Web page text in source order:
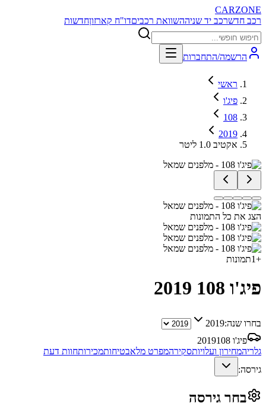
CARZONE
רכב חדשרכב יד שניההשוואת רכביםדו"ח קארזוןחדשות
הרשמה/התחברות
ראשי
פיג'ו
108
2019
אקטיב 1.0 ליטר
הצג את כל התמונות
+
1תמונות
פיג'ו 108 2019
בחרו שנה:2019
פיג'ו 108
2019
גלריהמחירון ועלויותסקירהמפרט מלאבטיחותמכירותחוות דעת
גירסה:
בחר גירסה